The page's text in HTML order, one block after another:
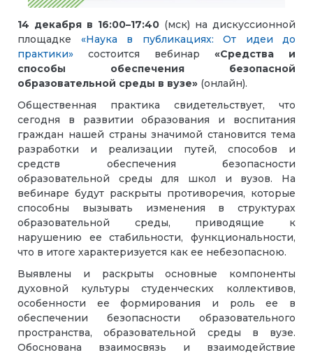
14 декабря в 16:00–17:40 (мск) на дискуссионной
площадке «Наука в публикациях: От идеи до
практики» состоится вебинар «Средства и
способы обеспечения безопасной
образовательной среды в вузе» (онлайн).
Общественная практика свидетельствует, что
сегодня в развитии образования и воспитания
граждан нашей страны значимой становится тема
разработки и реализации путей, способов и
средств обеспечения безопасности
образовательной среды для школ и вузов. На
вебинаре будут раскрыты противоречия, которые
способны вызывать изменения в структурах
образовательной среды, приводящие к
нарушению ее стабильности, функциональности,
что в итоге характеризуется как ее небезопасною.
Выявлены и раскрыты основные компоненты
духовной культуры студенческих коллективов,
особенности ее формирования и роль ее в
обеспечении безопасности образовательного
пространства, образовательной среды в вузе.
Обоснована взаимосвязь и взаимодействие